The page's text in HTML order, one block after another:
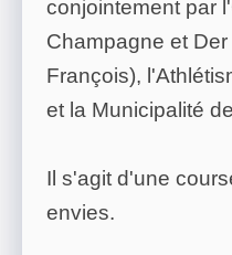
conjointement par
Champagne et
François),
et la Municipalité
Il s'agit d'une
envies.